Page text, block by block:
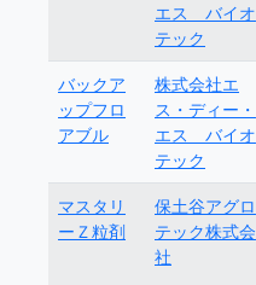
エス バイオ
テック
バックア
ップフロ
アブル
株式会社エ
ス・ディー・
エス バイオ
テック
マスタリ
ーＺ粒剤
保土谷アグロ
テック株式会
社